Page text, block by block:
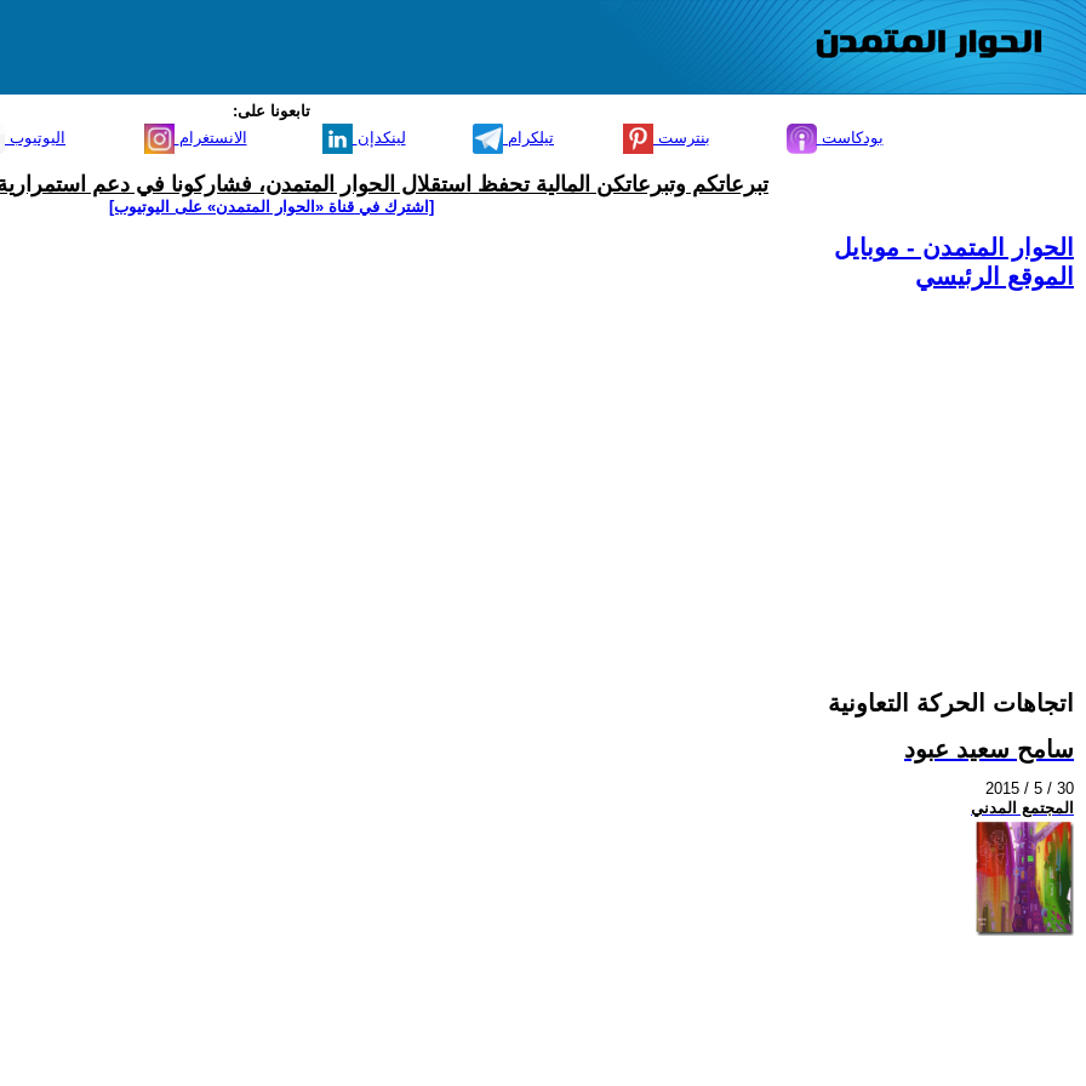
تابعونا على:
اليوتيوب
الانستغرام لينكدإن تيلكرام بنترست بودكاست
تبرعاتكم وتبرعاتكن المالية تحفظ استقلال الحوار المتمدن، فشاركونا في دعم
[اشترك في قناة ‫«الحوار المتمدن» على اليوتيوب]
الحوار المتمدن - موبايل
الموقع الرئيسي
اتجاهات الحركة التعاونية
سامح سعيد عبود
2015 / 5 / 30
المجتمع المدني